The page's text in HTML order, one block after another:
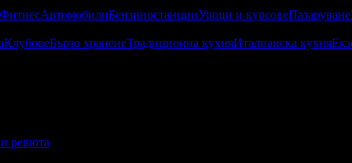
АвтомобилиБензиностанцииУроци и курсовеПазаруване
КлубовеБързо храненеТрадиционна кухняИталианска кухня
ревюта